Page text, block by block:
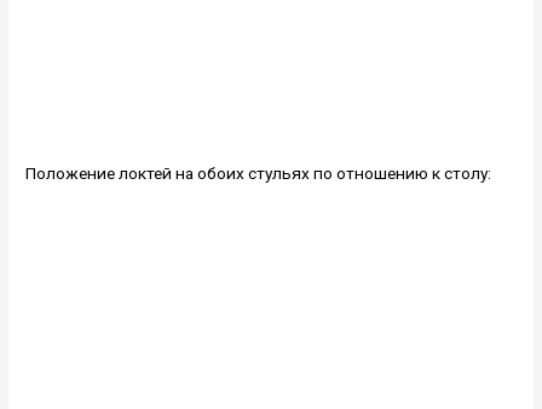
Положение локтей на обоих стульях по отношению к столу: